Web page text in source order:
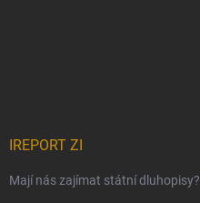
IREPORT ZI
Mají nás zajímat státní dluhopisy?